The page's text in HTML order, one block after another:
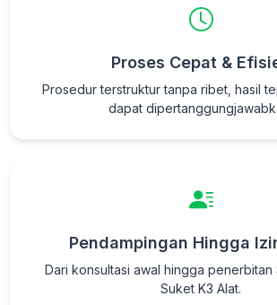
Proses Cepat &
Prosedur terstruktur tanpa ribet, hasil
dapat
Pendampingan Hingga
Dari konsultasi awal hingga penerbitan
Suket K3 Alat.